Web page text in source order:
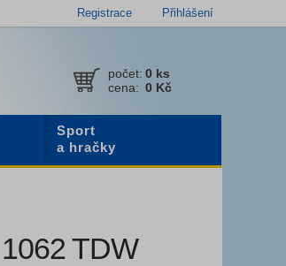
Registrace Přihlášení
počet: 0 ks
cena: 0 Kč
Sport
a hračky
TDW